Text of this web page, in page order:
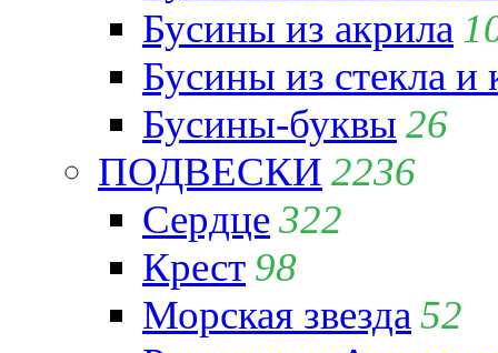
Бусины из акрила
Бусины из стекла и
Бусины-буквы 26
ПОДВЕСКИ 2236
Сердце322
Крест 98
Морская звезда 52